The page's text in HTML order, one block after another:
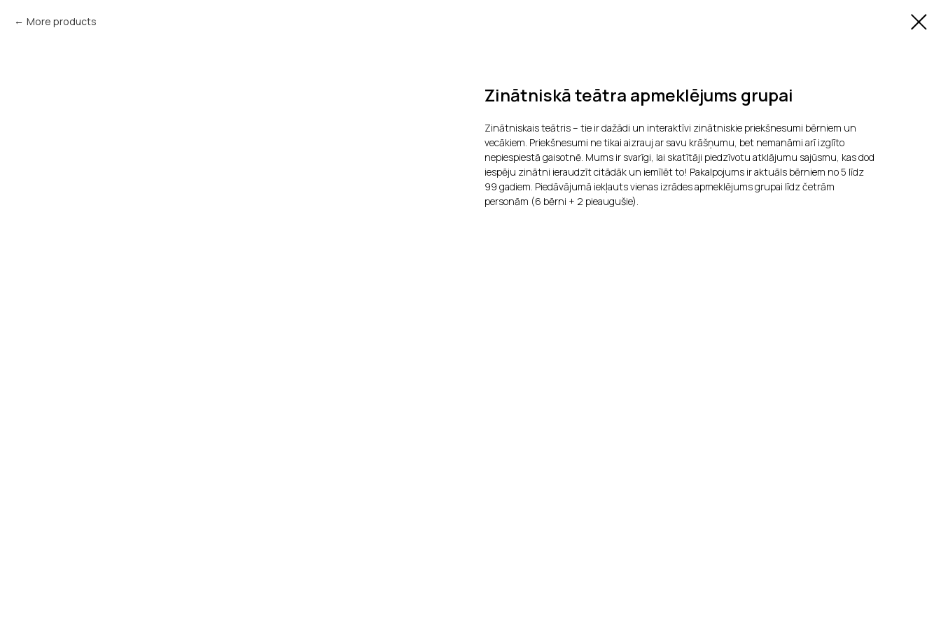
More products
Zinātniskā teātra apmeklējums grupai
Zinātniskais teātris – tie ir dažādi un interaktīvi zinātniskie priekšnesumi bērniem un
vecākiem. Priekšnesumi ne tikai aizrauj ar savu krāšņumu, bet nemanāmi arī izglīto
nepiespiestā gaisotnē. Mums ir svarīgi, lai skatītāji piedzīvotu atklājumu sajūsmu, kas dod
iespēju zinātni ieraudzīt citādāk un iemīlēt to! Pakalpojums ir aktuāls bērniem no 5 līdz
99 gadiem. Piedāvājumā iekļauts vienas izrādes apmeklējums grupai līdz četrām
personām (6 bērni + 2 pieaugušie).